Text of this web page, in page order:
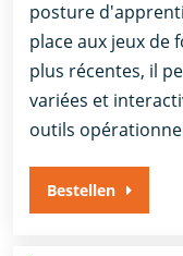
posture
place aux jeux de
plus récentes, il
variées et
outils
Bestellen